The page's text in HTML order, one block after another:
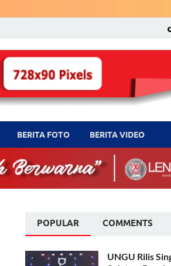
BERITA FOTO BERITA VIDEO
POPULAR COMMENTS
UNGU Rilis